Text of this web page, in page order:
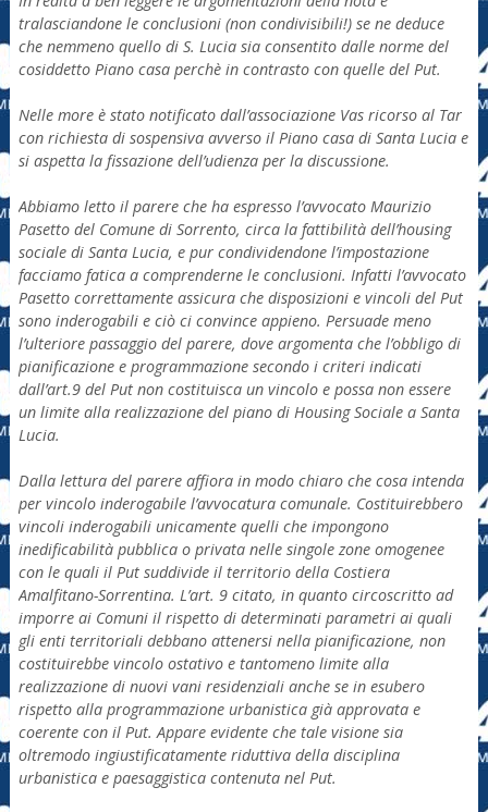
tralasciandone le conclusioni (non condivisibili!) se ne deduce
che nemmeno quello di S. Lucia sia consentito dalle norme del
cosiddetto Piano casa perchè in contrasto con quelle del Put.
Nelle more è stato notificato dall’associazione Vas ricorso al Tar
con richiesta di sospensiva avverso il Piano casa di Santa Lucia e
si aspetta la fissazione dell’udienza per la discussione.
Abbiamo letto il parere che ha espresso l’avvocato Maurizio
Pasetto del Comune di Sorrento, circa la fattibilità dell’housing
sociale di Santa Lucia, e pur condividendone l’impostazione
facciamo fatica a comprenderne le conclusioni. Infatti l’avvocato
Pasetto correttamente assicura che disposizioni e vincoli del Put
sono inderogabili e ciò ci convince appieno. Persuade meno
l’ulteriore passaggio del parere, dove argomenta che l’obbligo di
pianificazione e programmazione secondo i criteri indicati
dall’art.9 del Put non costituisca un vincolo e possa non essere
un limite alla realizzazione del piano di Housing Sociale a Santa
Lucia.
Dalla lettura del parere affiora in modo chiaro che cosa intenda
per vincolo inderogabile l’avvocatura comunale. Costituirebbero
vincoli inderogabili unicamente quelli che impongono
inedificabilità pubblica o privata nelle singole zone omogenee
con le quali il Put suddivide il territorio della Costiera
Amalfitano-Sorrentina. L’art. 9 citato, in quanto circoscritto ad
imporre ai Comuni il rispetto di determinati parametri ai quali
gli enti territoriali debbano attenersi nella pianificazione, non
costituirebbe vincolo ostativo e tantomeno limite alla
realizzazione di nuovi vani residenziali anche se in esubero
rispetto alla programmazione urbanistica già approvata e
coerente con il Put. Appare evidente che tale visione sia
oltremodo ingiustificatamente riduttiva della disciplina
urbanistica e paesaggistica contenuta nel Put.